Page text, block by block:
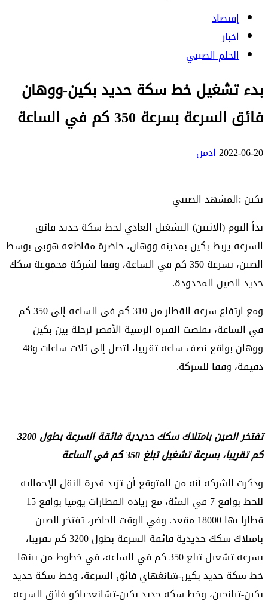
إقتصاد
اخبار
الحلم الصيني
بدء تشغيل خط سكة حديد بكين-ووهان
فائق السرعة بسرعة 350 كم في الساعة
2022-06-20ادمن
بكين :المشهد الصيني
بدأ اليوم (الاثنين) التشغيل العادي لخط سكة حديد فائق
السرعة يربط بكين بمدينة ووهان، حاضرة مقاطعة هوبي بوسط
الصين، بسرعة 350 كم في الساعة، وفقا لشركة مجموعة سكك
حديد الصين المحدودة.
ومع ارتفاع سرعة القطار من 310 كم في الساعة إلى 350 كم
في الساعة، تقلصت الفترة الزمنية الأقصر لرحلة بين بكين
ووهان بواقع نصف ساعة تقريبا، لتصل إلى ثلاث ساعات و48
دقيقة، وفقا للشركة.
تفتخر الصين بامتلاك سكك حديدية فائقة السرعة بطول 3200
كم تقريبا، بسرعة تشغيل تبلغ 350 كم في الساعة
وذكرت الشركة أنه من المتوقع أن تزيد قدرة النقل الإجمالية
للخط بواقع 7 في المئة، مع زيادة القطارات يوميا بواقع 15
قطارا بها 18000 مقعد. وفي الوقت الحاضر، تفتخر الصين
بامتلاك سكك حديدية فائقة السرعة بطول 3200 كم تقريبا،
بسرعة تشغيل تبلغ 350 كم في الساعة، في خطوط من بينها
خط سكة حديد بكين-شانغهاي فائق السرعة، وخط سكة حديد
بكين-تيانجين، وخط سكة حديد بكين-تشانغجياكو فائق السرعة